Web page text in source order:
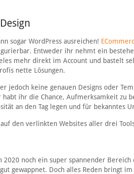
sogar WordPress ausreichen!
Entweder ihr nehmt ein
mehr direkt im Account und bastelt
nette Lösungen.
jedoch keine genauen Designs oder
habt ihr die Chance, Aufmerksamkeit
an den Tag legen und für bekanntes
den verlinkten Websites aller drei
2020 noch ein super spannender
gewappnet. Doch alles Reden bringt